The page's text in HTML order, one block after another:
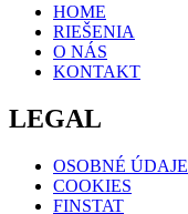
HOME
RIEŠENIA
O NÁS
KONTAKT
LEGAL
OSOBNÉ ÚDAJE
COOKIES
FINSTAT